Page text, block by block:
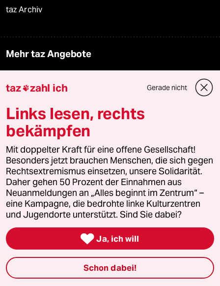
taz Archiv
Mehr taz Angebote
Reisen
Kantine
Shop
Anzeigen
Fragen & Hilfe
Feedback
Aboservice
ePaper Login
taz zahl ich Gerade nicht
Links lesen, rechts
bekämpfen
Mit doppelter Kraft für eine offene Gesellschaft!
Besonders jetzt brauchen Menschen, die sich gegen
Rechtsextremismus einsetzen, unsere Solidarität.
Daher gehen 50 Prozent der Einnahmen aus
Neuanmeldungen an „Alles beginnt im Zentrum“ –
eine Kampagne, die bedrohte linke Kulturzentren
und Jugendorte unterstützt. Sind Sie dabei?
 Ja, ich will
Schon dabei!